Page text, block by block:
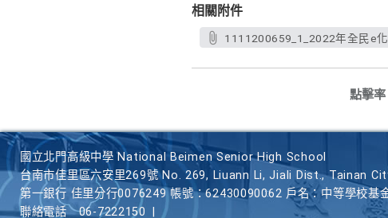
相關附件
1111200659_1_2022年全民e
點擊率
國立北門高級中學 National Beimen Senior High School
台南市佳里區六安里269號 No. 269, Liuann Li, Jiali Dist., Tainan
第一銀行 佳里分行0076249 帳號：62430090062 戶名：中等學校基
聯絡電話
06-7222150